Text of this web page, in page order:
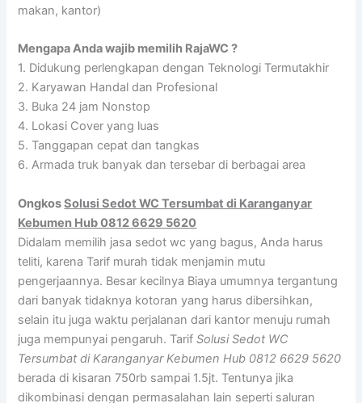
makan, kantor)
Mengapa Anda wajib memilih RajaWC ?
1. Didukung perlengkapan dengan Teknologi Termutakhir
2. Karyawan Handal dan Profesional
3. Buka 24 jam Nonstop
4. Lokasi Cover yang luas
5. Tanggapan cepat dan tangkas
6. Armada truk banyak dan tersebar di berbagai area
OngkosSolusi Sedot WC Tersumbat di Karanganyar
Kebumen Hub 0812 6629 5620
Didalam memilih jasa sedot wc yang bagus, Anda harus
teliti, karena Tarif murah tidak menjamin mutu
pengerjaannya. Besar kecilnya Biaya umumnya tergantung
dari banyak tidaknya kotoran yang harus dibersihkan,
selain itu juga waktu perjalanan dari kantor menuju rumah
juga mempunyai pengaruh. TarifSolusi Sedot WC
Tersumbat di Karanganyar Kebumen Hub 0812 6629 5620
berada di kisaran 750rb sampai 1.5jt. Tentunya jika
dikombinasi dengan permasalahan lain seperti saluran